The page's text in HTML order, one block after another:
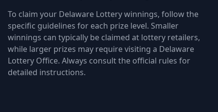
To claim your Delaware Lottery winnings, follow the
specific guidelines for each prize level. Smaller
winnings can typically be claimed at lottery retailers,
while larger prizes may require visiting a Delaware
Lottery Office. Always consult the official rules for
detailed instructions.